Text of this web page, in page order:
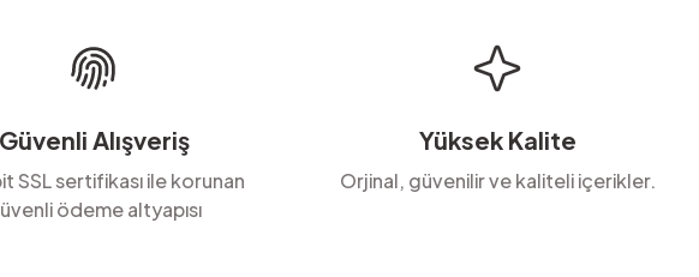
Güvenli Alışveriş
SSL sertifikası ile korunan
ödeme altyapısı
Yüksek Kalite
Orjinal, güvenilir ve kaliteli içerikler.